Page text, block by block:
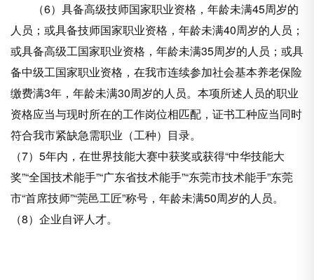
（6）具备高级技师国家职业资格，年龄未满45周岁的
人员；或具备技师国家职业资格，年龄未满40周岁的人员；
或具备高级工国家职业资格，年龄未满35周岁的人员；或具
备中级工国家职业资格，在我市连续参加社会基本养老保险
缴费满3年，年龄未满30周岁的人员。本项所述人员的职业
资格应当与现时所在的工作岗位相匹配，证书工种应当同时
符合我市紧缺急需职业（工种）目录。
（7）5年内，在世界技能大赛中获奖或获得“中华技能大
奖”“全国技术能手”“广东省技术能手”“东莞市技术能手”东莞
市“首席技师”“莞邑工匠”称号，年龄未满50周岁的人员。
（8）企业自评人才。